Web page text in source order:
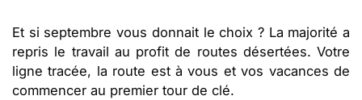
Et si septembre vous donnait le choix ? La majorité a
repris le travail au profit de routes désertées. Votre
ligne tracée, la route est à vous et vos vacances de
commencer au premier tour de clé.